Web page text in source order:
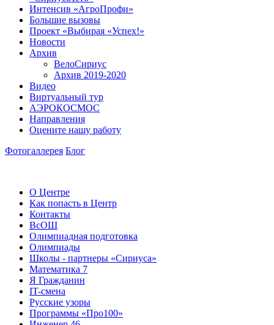
Интенсив «АгроПрофи»‎
Большие вызовы
Проект «Выбирая «Успех!»
Новости
Архив
ВелоСириус
Архив 2019-2020
Видео
Виртуальный тур
АЭРОКОСМОС
Направления
Оцените нашу работу
Фотогаллерея Блог
О Центре
Как попасть в Центр
Контакты
ВсОШ
Олимпиадная подготовка
Олимпиады
Школы - партнеры «Сириуса»
Математика 7
Я Гражданин
IT-смена
Русские узоры
Программы «Про100»